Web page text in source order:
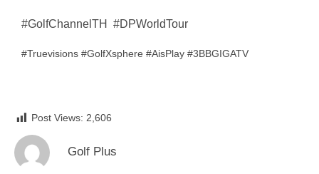
#GolfChannelTH #DPWorldTour
#Truevisions #GolfXsphere #AisPlay #3BBGIGATV
Post Views: 2,606
Golf Plus